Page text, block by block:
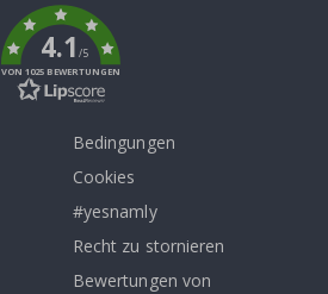
4.1/5
VON 1025 BEWERTUNGEN
Bedingungen
Cookies
#yesnamly
Recht zu stornieren
Bewertungen von